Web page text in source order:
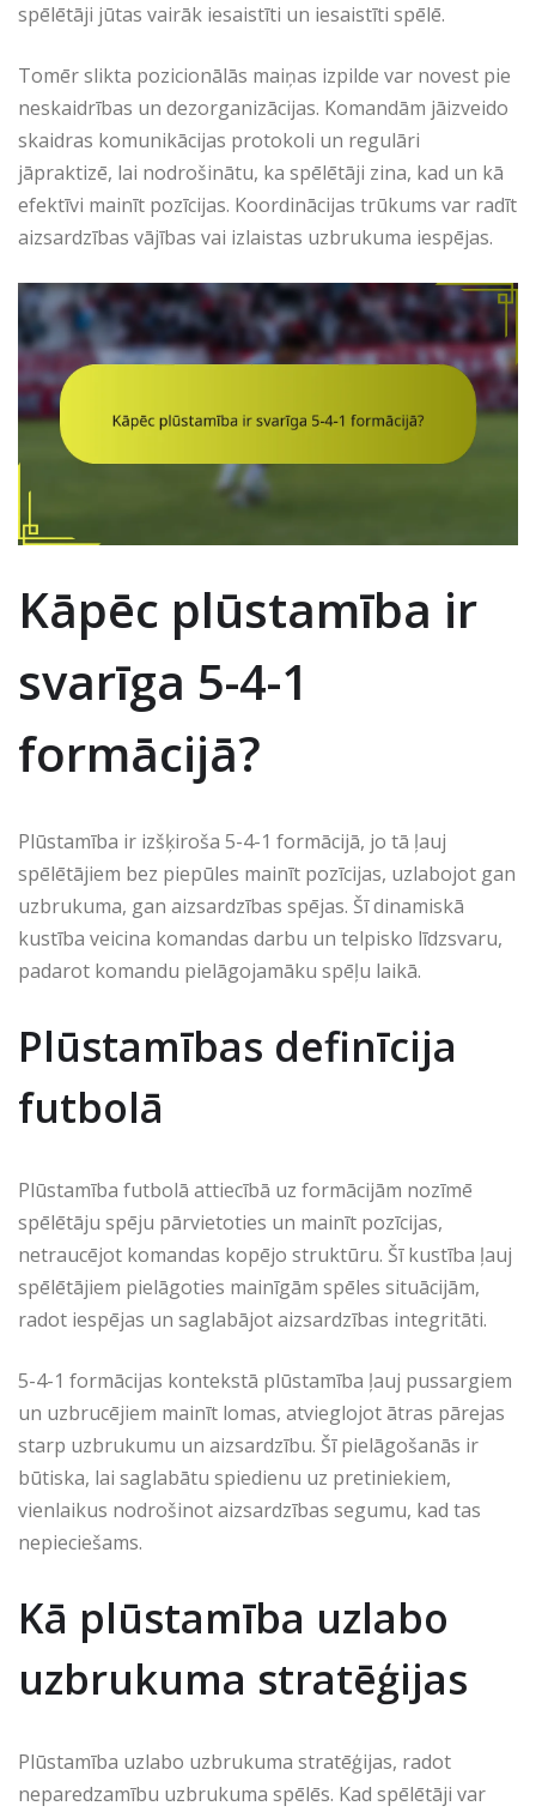
spēlētāji jūtas vairāk iesaistīti un iesaistīti spēlē.
Tomēr slikta pozicionālās maiņas izpilde var novest pie
neskaidrības un dezorganizācijas. Komandām jāizveido
skaidras komunikācijas protokoli un regulāri
jāpraktizē, lai nodrošinātu, ka spēlētāji zina, kad un kā
efektīvi mainīt pozīcijas. Koordinācijas trūkums var radīt
aizsardzības vājības vai izlaistas uzbrukuma iespējas.
Kāpēc plūstamība ir
svarīga 5-4-1
formācijā?
Plūstamība ir izšķiroša 5-4-1 formācijā, jo tā ļauj
spēlētājiem bez piepūles mainīt pozīcijas, uzlabojot gan
uzbrukuma, gan aizsardzības spējas. Šī dinamiskā
kustība veicina komandas darbu un telpisko līdzsvaru,
padarot komandu pielāgojamāku spēļu laikā.
Plūstamības definīcija
futbolā
Plūstamība futbolā attiecībā uz formācijām nozīmē
spēlētāju spēju pārvietoties un mainīt pozīcijas,
netraucējot komandas kopējo struktūru. Šī kustība ļauj
spēlētājiem pielāgoties mainīgām spēles situācijām,
radot iespējas un saglabājot aizsardzības integritāti.
5-4-1 formācijas kontekstā plūstamība ļauj pussargiem
un uzbrucējiem mainīt lomas, atvieglojot ātras pārejas
starp uzbrukumu un aizsardzību. Šī pielāgošanās ir
būtiska, lai saglabātu spiedienu uz pretiniekiem,
vienlaikus nodrošinot aizsardzības segumu, kad tas
nepieciešams.
Kā plūstamība uzlabo
uzbrukuma stratēģijas
Plūstamība uzlabo uzbrukuma stratēģijas, radot
neparedzamību uzbrukuma spēlēs. Kad spēlētāji var